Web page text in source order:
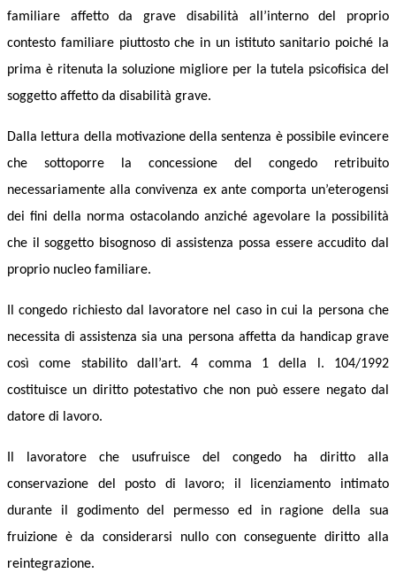
familiare affetto da grave disabilità all’interno del proprio
contesto familiare piuttosto che in un istituto sanitario poiché la
prima è ritenuta la soluzione migliore per la tutela psicofisica del
soggetto affetto da disabilità grave.
Dalla lettura della motivazione della sentenza è possibile evincere
che sottoporre la concessione del congedo retribuito
necessariamente alla convivenza ex ante comporta un’eterogensi
dei fini della norma ostacolando anziché agevolare la possibilità
che il soggetto bisognoso di assistenza possa essere accudito dal
proprio nucleo familiare.
Il congedo richiesto dal lavoratore nel caso in cui la persona che
necessita di assistenza sia una persona affetta da handicap grave
così come stabilito dall’art. 4 comma 1 della l. 104/1992
costituisce un diritto potestativo che non può essere negato dal
datore di lavoro.
Il lavoratore che usufruisce del congedo ha diritto alla
conservazione del posto di lavoro; il licenziamento intimato
durante il godimento del permesso ed in ragione della sua
fruizione è da considerarsi nullo con conseguente diritto alla
reintegrazione.